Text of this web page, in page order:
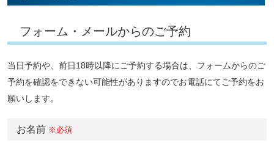
フォーム・メールからのご予約
当日予約や、前日18時以降にご予約する場合は、フォームからのご
予約を確認をできない可能性がありますのでお電話にてご予約をお
願いします。
お名前 ※必須